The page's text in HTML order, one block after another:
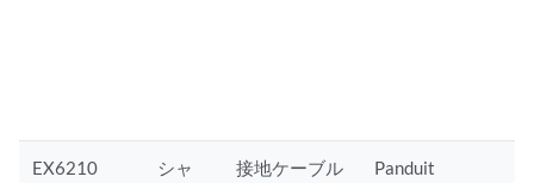
EX6210
シャ
接地ケーブル
Panduit